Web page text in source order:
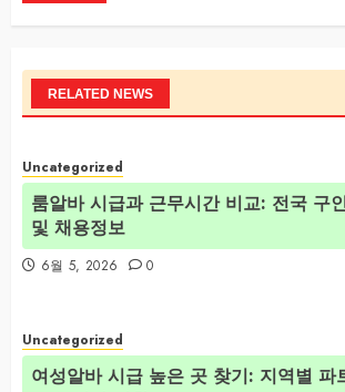
RELATED NEWS
Uncategorized
룸알바 시급과 근무시간 비교: 전국 구
및 채용정보
6월 5, 2026 0
Uncategorized
여성알바 시급 높은 곳 찾기: 지역별 파